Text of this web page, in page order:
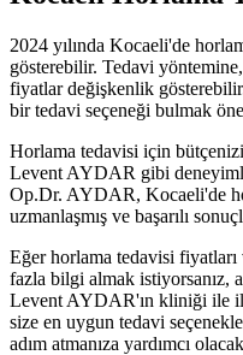
2024 yılında Kocaeli'de
gösterebilir. Tedavi
fiyatlar değişkenlik
bir tedavi seçeneği bulmak
Horlama tedavisi için
Levent AYDAR gibi
Op.Dr. AYDAR, Kocaeli'de
uzmanlaşmış ve başarılı
Eğer horlama tedavisi fiyatları
fazla bilgi almak istiyorsanız,
Levent AYDAR'ın kliniği ile
size en uygun tedavi
adım atmanıza yardımcı